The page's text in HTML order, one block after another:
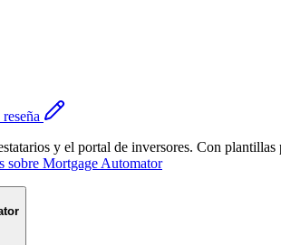
y el portal de inversores. Con
sobre Mortgage Automator